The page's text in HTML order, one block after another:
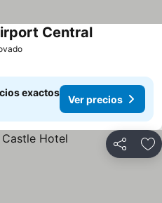
Ver precios
CentralVer precios
exactos
Ver precios
Compartir